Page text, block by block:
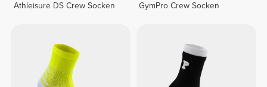
Athleisure DS Crew Socken
GymPro Crew Socken